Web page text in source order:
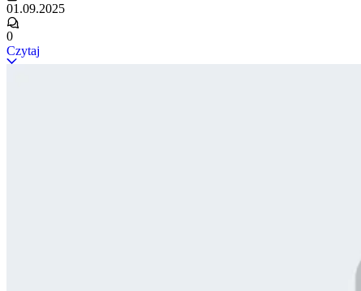
01.09.2025
0
Czytaj